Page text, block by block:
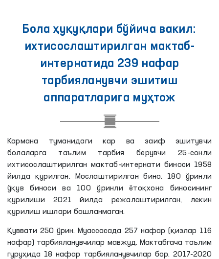
Бола ҳуқуқлари бўйича вакил:
ихтисослаштирилган мактаб-
интернатида 239 нафар
тарбияланувчи эшитиш
аппаратларига муҳтож
Кармана туманидаги кар ва заиф эшитувчи
болаларга таълим тарбия берувчи 25-сонли
ихтисослаштирилган мактаб-интернати биноси 1958
йилда қурилган. Мослаштирилган бино. 180 ўринли
ўқув биноси ва 100 ўринли ётоқхона биносининг
қурилиши 2021 йилда режалаштирилган, лекин
қурилиш ишлари бошланмаган.
Қуввати 250 ўрин. Муассасада 257 нафар (қизлар 116
нафар) тарбияланувчилар мавжуд. Мактабгача таълим
гуруҳида 18 нафар тарбияланувчилар бор. 2017-2020